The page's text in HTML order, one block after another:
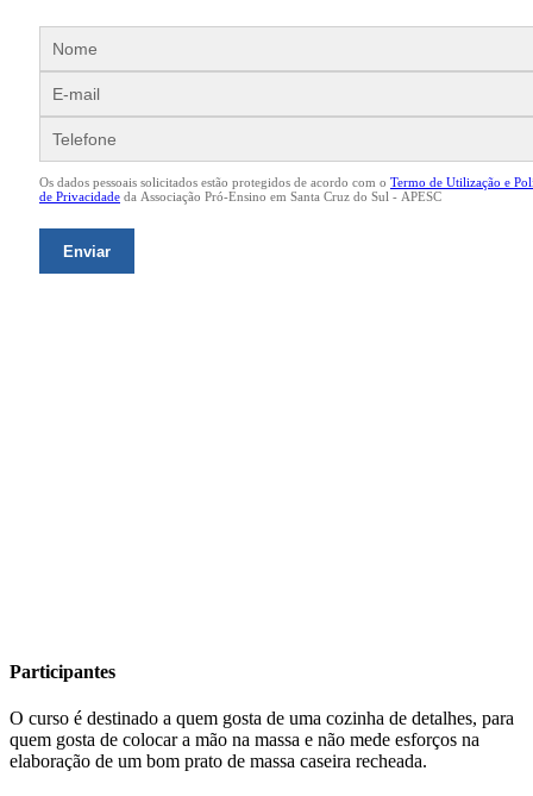
Participantes
O curso é destinado a quem gosta de uma cozinha de detalhes, para
quem gosta de colocar a mão na massa e não mede esforços na
elaboração de um bom prato de massa caseira recheada.